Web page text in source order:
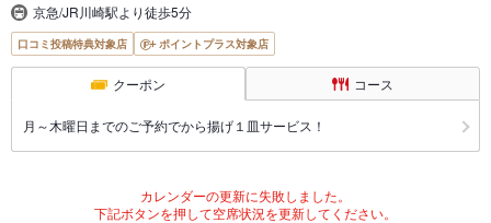
京急/JR川崎駅より徒歩5分
口コミ投稿特典対象店 ポイントプラス対象店
クーポン コース
月～木曜日までのご予約でから揚げ１皿サービス！
カレンダーの更新に失敗しました。
下記ボタンを押して空席状況を更新してください。